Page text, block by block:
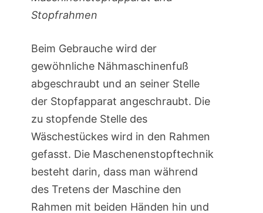
Stopfrahmen
Beim Gebrauche wird der
gewöhnliche Nähmaschinenfuß
abgeschraubt und an seiner Stelle
der Stopfapparat angeschraubt. Die
zu stopfende Stelle des
Wäschestückes wird in den Rahmen
gefasst. Die Maschenenstopftechnik
besteht darin, dass man während
des Tretens der Maschine den
Rahmen mit beiden Händen hin und